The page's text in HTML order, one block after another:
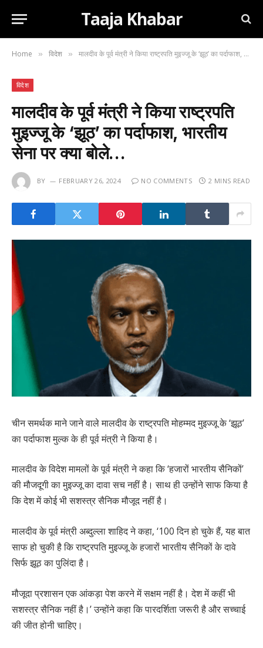
Taaja Khabar
Home » विदेश » मालदीव के पूर्व मंत्री ने किया राष्ट्रपति मुइज्जू के ‘झूठ’ का पर्दाफाश, भारतीय सेना पर क्या बोले…
विदेश
मालदीव के पूर्व मंत्री ने किया राष्ट्रपति
मुइज्जू के ‘झूठ’ का पर्दाफाश, भारतीय
सेना पर क्या बोले…
BY FEBRUARY 26, 2024 NO COMMENTS 2 MINS READ
चीन समर्थक माने जाने वाले मालदीव के राष्ट्रपति मोहम्मद मुइज्जू के ‘झूठ’
का पर्दाफाश मुल्क के ही पूर्व मंत्री ने किया है।
मालदीव के विदेश मामलों के पूर्व मंत्री ने कहा कि ‘हजारों भारतीय सैनिकों’
की मौजदूगी का मुइज्जू का दावा सच नहीं है। साथ ही उन्होंने साफ किया है
कि देश में कोई भी सशस्त्र सैनिक मौजूद नहीं है।
मालदीव के पूर्व मंत्री अब्दुल्ला शाहिद ने कहा, ‘100 दिन हो चुके हैं, यह बात
साफ हो चुकी है कि राष्ट्रपति मुइज्जू के हजारों भारतीय सैनिकों के दावे
सिर्फ झूठ का पुलिंदा है।
मौजूदा प्रशासन एक आंकड़ा पेश करने में सक्षम नहीं है। देश में कहीं भी
सशस्त्र सैनिक नहीं है।’ उन्होंने कहा कि पारदर्शिता जरूरी है और सच्चाई
की जीत होनी चाहिए।